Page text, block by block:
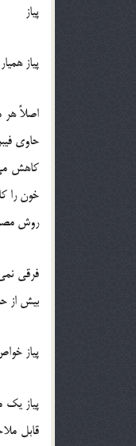
پیاز
پیاز
اصلاً هر
حاوی
کاهش
خون را
روش
فرقی
بیش از
پیاز
پیاز یک
قابل